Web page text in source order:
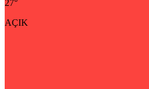
27°
AÇIK